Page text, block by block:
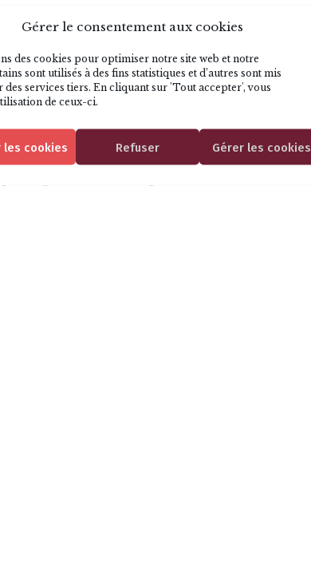
Gérer le consentement aux cookies
des cookies pour optimiser notre site web et notre
sont utilisés à des fins statistiques et d’autres sont mis
des services tiers. En cliquant sur 'Tout accepter', vous
de ceux-ci.
les cookies Refuser Gérer les cookies